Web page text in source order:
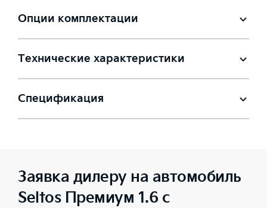
Опции комплектации
Технические характеристики
Спецификация
Заявка дилеру на автомобиль
Seltos Премиум 1.6 с